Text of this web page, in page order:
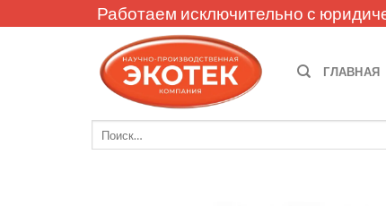
to
Работаем исключительно с
ГЛАВНАЯ